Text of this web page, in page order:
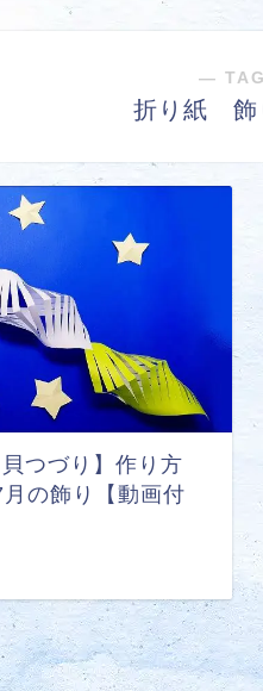
―
折り紙
つづり】作り方
の飾り【動画付